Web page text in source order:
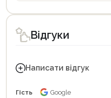
Відгуки
Написати відгук
Гість Google